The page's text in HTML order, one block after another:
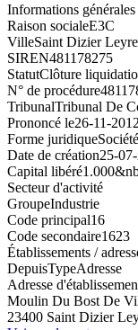
Informations générales
Raison socialeE3C
VilleSaint Dizier
SIREN481178275
StatutClôture
N° de procédure
TribunalTribunal De
Prononcé le26-11-2012
Forme juridique
Date de création25-
Capital libéré
Secteur d'activité
GroupeIndustrie
Code principal16
Code secondaire1623
Établissements /
DepuisTypeAdresse
Adresse
Moulin Du Bost De
23400 Saint Dizier